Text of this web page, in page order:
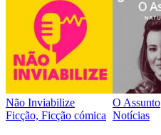
Não Inviabilize
Ficção, Ficção cómica
O Assunto
Notícias